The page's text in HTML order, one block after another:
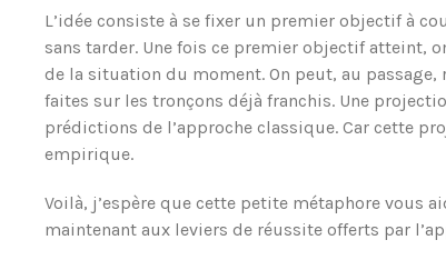
L’idée consiste à se fixer un premier objectif à
sans tarder. Une fois ce premier objectif atteint,
de la situation du moment. On peut, au passage,
faites sur les tronçons déjà franchis. Une
prédictions de l’approche classique. Car cette
empirique.
Voilà, j’espère que cette petite métaphore vous
maintenant aux leviers de réussite offerts par